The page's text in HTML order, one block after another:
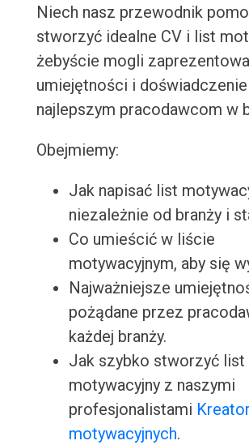
Niech nasz przewodnik
stworzyć idealne CV i list
żebyście mogli
umiejętności i doświadczenie
najlepszym pracodawcom w
Obejmiemy:
Jak napisać list
niezależnie od branży i
Co umieścić w liście
motywacyjnym, aby się
Najważniejsze
pożądane przez
każdej branży.
Jak szybko stworzyć list
motywacyjny z naszymi
profesjonalistami
motywacyjnych.